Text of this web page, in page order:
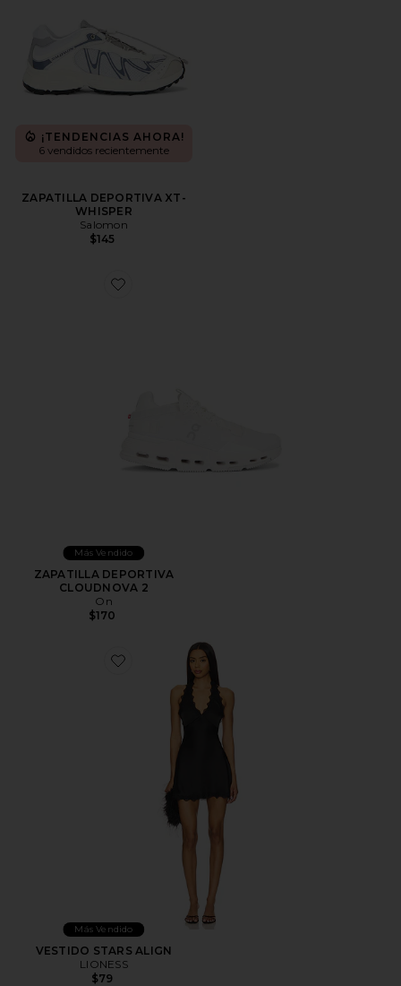
¡TENDENCIAS AHORA!
6 vendidos recientemente
ZAPATILLA DEPORTIVA XT-
WHISPER
Salomon
$145
Favorite ZAPATILLA DEPORTIVA CLOUDNOVA 2
Más Vendido
ZAPATILLA DEPORTIVA
CLOUDNOVA 2
On
$170
Favorite VESTIDO STARS ALIGN
Más Vendido
VESTIDO STARS ALIGN
LIONESS
$79